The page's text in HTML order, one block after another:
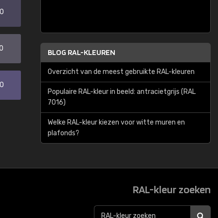
BLOG RAL-KLEUREN
Overzicht van de meest gebruikte RAL-kleuren
Populaire RAL-kleur in beeld: antracietgrijs (RAL
7016)
Welke RAL-kleur kiezen voor witte muren en
plafonds?
RAL-kleur zoeken